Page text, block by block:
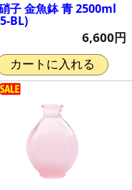
子 金魚鉢 青 2500ml
BL)
6,600円
カートに入れる